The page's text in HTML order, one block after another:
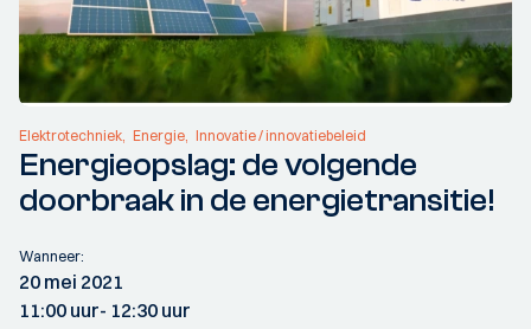
Elektrotechniek Energie Innovatie / innovatiebeleid
Energieopslag: de volgende
doorbraak in de energietransitie!
Wanneer:
20 mei 2021
11:00 uur- 12:30 uur